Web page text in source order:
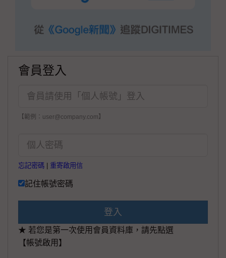
會員登入
【範例：user@company.com】
忘記密碼 重寄啟用信
記住帳號密碼
登入
★ 若您是第一次使用會員資料庫，請先點選
【帳號啟用】